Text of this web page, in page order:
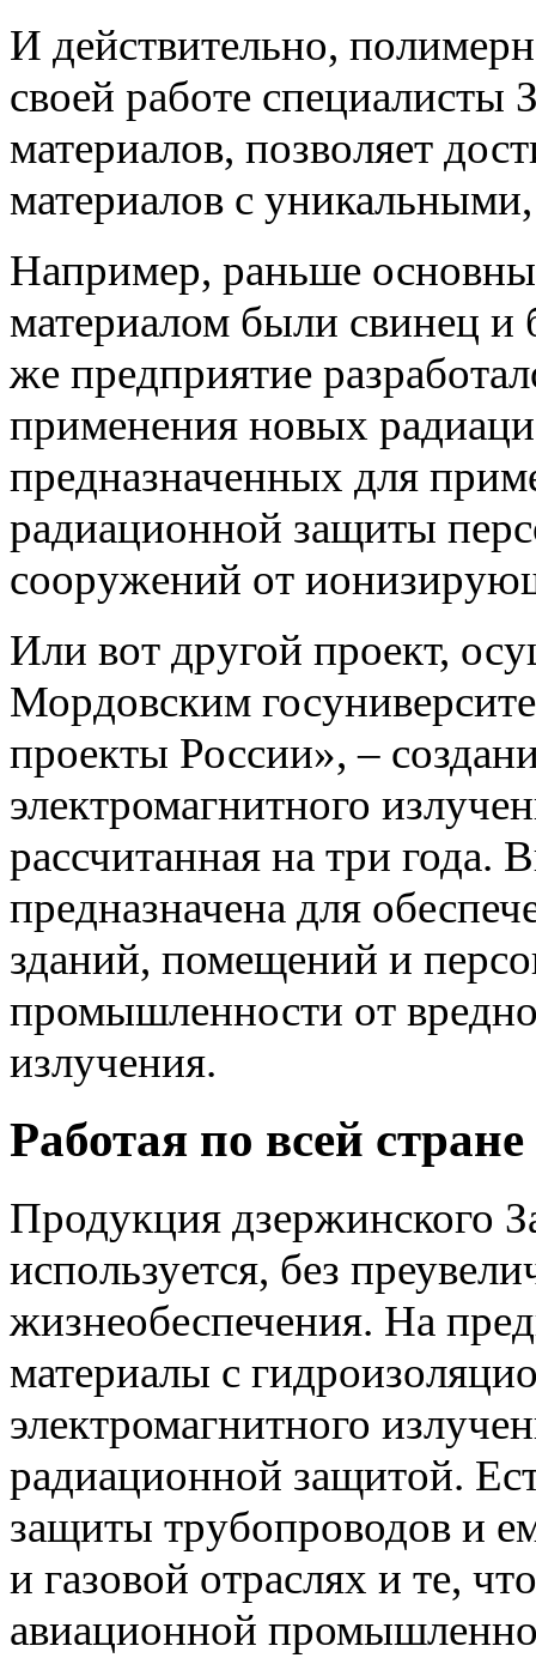
И действительно,
своей работе
материалов, позволяет
материалов с
Например, раньше
материалом были свинец и
же предприятие
применения новых
предназначенных для
радиационной защиты
сооружений от
Или вот другой проект,
Мордовским
проекты России», –
электромагнитного
рассчитанная на три года.
предназначена для
зданий, помещений и
промышленности от
излучения.
Работая по всей стране
Продукция дзержинского
используется, без
жизнеобеспечения. На
материалы с
электромагнитного
радиационной защитой.
защиты трубопроводов и
и газовой отраслях и те,
авиационной